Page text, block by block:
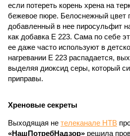
если потереть корень хрена на
бежевое пюре. Белоснежный цвет
добавленный в нее пиросульфит
как добавка Е 223. Сама по себе
ее даже часто используют в
нагревании Е 223 распадается,
выделяя диоксид серы, который
приправы.
Хреновые секреты
Выходящая не телеканале НТВ
«НашПотребНадзор» решила